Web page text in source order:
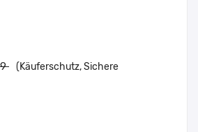
(Käuferschutz, Sichere